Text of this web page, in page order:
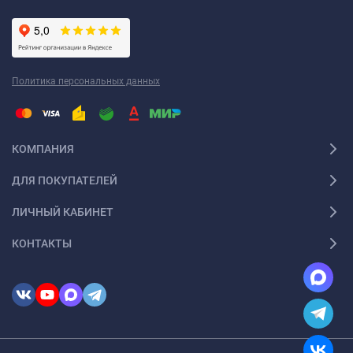
вариант.
Лёгкость монтажа.
Долговечность.При правильном монтаже и уходе
Эстетичность.Натяжные потолки КМ2 создают идеально
ровную и гладкую поверхность, скрывая неровности и
стильный и современный вид.
использоваться для скрытия коммуникаций, улучшения
акустики и теплоизоляции помещения. Это делает их
универсальным решением для любого типа помещения.
Политика персональных данных
КОМПАНИЯ
ДЛЯ ПОКУПАТЕЛЕЙ
ЛИЧНЫЙ КАБИНЕТ
КОНТАКТЫ